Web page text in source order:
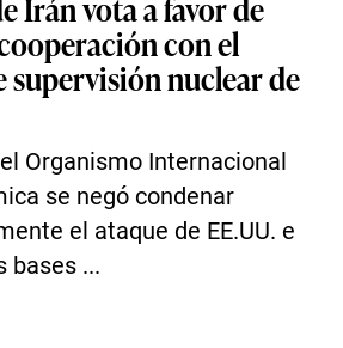
con el
supervisión nuclear de
Organismo Internacional
se negó condenar
el ataque de EE.UU. e
bases ...